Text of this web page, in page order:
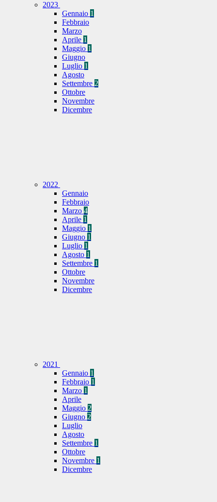
2023
Gennaio 1
Febbraio
Marzo
Aprile 1
Maggio 1
Giugno
Luglio 1
Agosto
Settembre 2
Ottobre
Novembre
Dicembre
2022
Gennaio
Febbraio
Marzo 4
Aprile 1
Maggio 1
Giugno 1
Luglio 1
Agosto 1
Settembre 1
Ottobre
Novembre
Dicembre
2021
Gennaio 1
Febbraio 1
Marzo 1
Aprile
Maggio 2
Giugno 2
Luglio
Agosto
Settembre 1
Ottobre
Novembre 1
Dicembre